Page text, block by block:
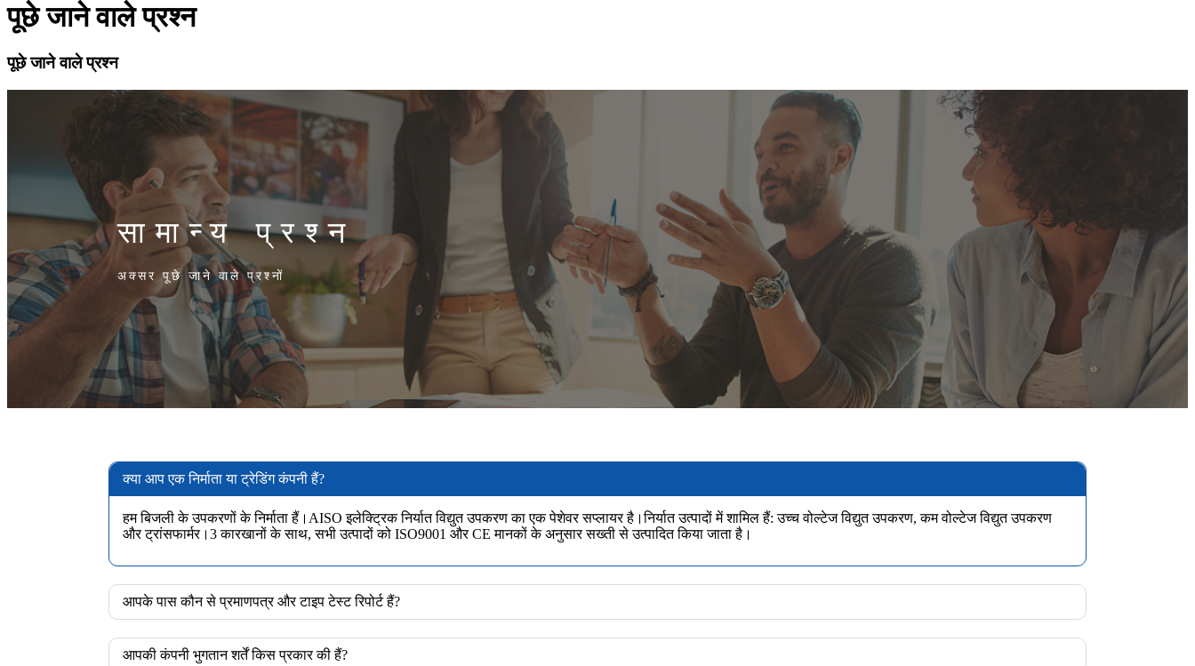
पूछे जाने वाले प्रश्न
पूछे जाने वाले प्रश्न
सामान्य प्रश्न
अक्सर पूछे जाने वाले प्रश्नों
क्या आप एक निर्माता या ट्रेडिंग कंपनी हैं?
हम बिजली के उपकरणों के निर्माता हैं।AISO इलेक्ट्रिक निर्यात विद्युत उपकरण का एक पेशेवर सप्लायर है।निर्यात उत्पादों में शामिल हैं: उच्च वोल्टेज विद्युत उपकरण, कम वोल्टेज विद्युत उपकरण
और ट्रांसफार्मर।3 कारखानों के साथ, सभी उत्पादों को ISO9001 और CE मानकों के अनुसार सख्ती से उत्पादित किया जाता है।
आपके पास कौन से प्रमाणपत्र और टाइप टेस्ट रिपोर्ट हैं?
आपकी कंपनी भुगतान शर्तें किस प्रकार की हैं?